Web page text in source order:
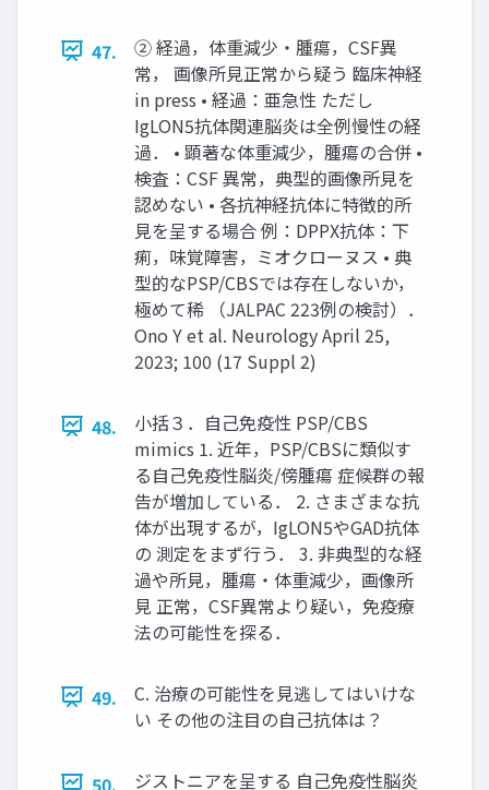
47.
② 経過，体重減少・腫瘍，CSF異
常， 画像所見正常から疑う 臨床神経
in press • 経過：亜急性 ただし
IgLON5抗体関連脳炎は全例慢性の経
過． • 顕著な体重減少，腫瘍の合併 •
検査：CSF 異常，典型的画像所見を
認めない • 各抗神経抗体に特徴的所
見を呈する場合 例：DPPX抗体：下
痢，味覚障害，ミオクローヌス • 典
型的なPSP/CBSでは存在しないか，
極めて稀 （JALPAC 223例の検討）．
Ono Y et al. Neurology April 25,
2023; 100 (17 Suppl 2)
48.
小括３．自己免疫性 PSP/CBS
mimics 1. 近年，PSP/CBSに類似す
る自己免疫性脳炎/傍腫瘍 症候群の報
告が増加している． 2. さまざまな抗
体が出現するが，IgLON5やGAD抗体
の 測定をまず行う． 3. 非典型的な経
過や所見，腫瘍・体重減少，画像所
見 正常，CSF異常より疑い，免疫療
法の可能性を探る．
49.
C. 治療の可能性を見逃してはいけな
い その他の注目の自己抗体は？
50. ジストニアを呈する 自己免疫性脳炎